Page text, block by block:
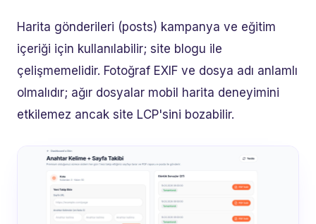
Harita gönderileri (posts) kampanya ve eğitim
içeriği için kullanılabilir; site blogu ile
çelişmemelidir. Fotoğraf EXIF ve dosya adı anlamlı
olmalıdır; ağır dosyalar mobil harita deneyimini
etkilemez ancak site LCP'sini bozabilir.